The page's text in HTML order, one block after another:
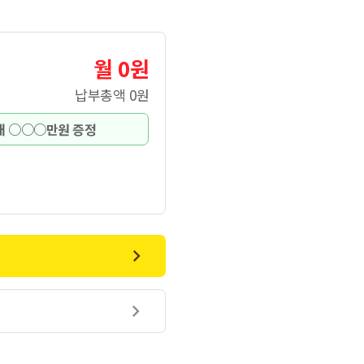
월 0원
납부총액 0원
대 ○○○만원 증정

